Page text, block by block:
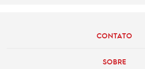
CONTATO
SOBRE